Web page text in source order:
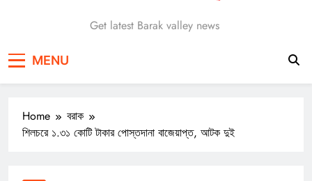
Barak Taranga
Get latest Barak valley news
MENU
Home
বরাক
শিলচরে ১.৩১ কোটি টাকার পোস্তদানা বাজেয়াপ্ত, আটক দুই